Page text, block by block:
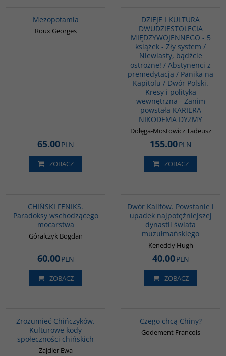
Mezopotamia
Roux Georges
65.00PLN
ZOBACZ
DZIEJE I KULTURA
DWUDZIESTOLECIA
MIĘDZYWOJENNEGO - 5
książek - Zły system /
Niewiasty, bądźcie
ostrożne! / Abstynenci z
premedytacją / Panika na
Kapitolu / Dwór Polski.
Kresy i polityka
wewnętrzna - Zanim
powstała KARIERA
NIKODEMA DYZMY
Dołęga-Mostowicz Tadeusz
155.00PLN
ZOBACZ
CHIŃSKI FENIKS.
Paradoksy wschodzącego
mocarstwa
Góralczyk Bogdan
60.00PLN
ZOBACZ
Dwór Kalifów. Powstanie i
upadek najpotężniejszej
dynastii świata
muzułmańskiego
Keneddy Hugh
40.00PLN
ZOBACZ
Zrozumieć Chińczyków.
Kulturowe kody
społeczności chińskich
Zajdler Ewa
Czego chcą Chiny?
Godement Francois